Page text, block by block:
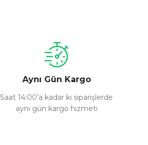
Aynı Gün Kargo
Saat 14:00’a kadar ki siparişlerde
aynı gün kargo hizmeti